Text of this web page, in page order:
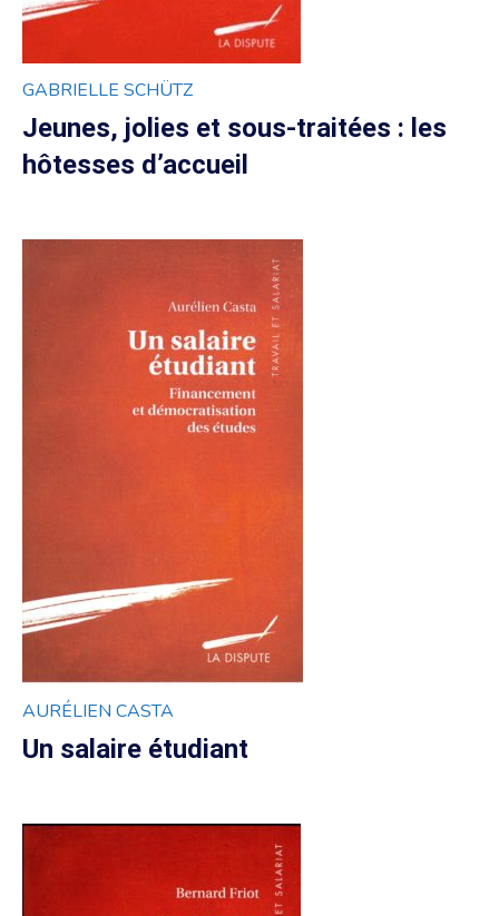
GABRIELLE SCHÜTZ
Jeunes, jolies et sous-traitées : les
hôtesses d’accueil
AURÉLIEN CASTA
Un salaire étudiant